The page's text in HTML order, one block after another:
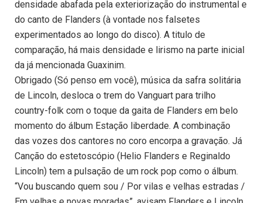
densidade abafada pela exteriorização do instrumental e
do canto de Flanders (à vontade nos falsetes
experimentados ao longo do disco). A titulo de
comparação, há mais densidade e lirismo na parte inicial
da já mencionada Guaxinim.
Obrigado (Só penso em você), música da safra solitária
de Lincoln, desloca o trem do Vanguart para trilho
country-folk com o toque da gaita de Flanders em belo
momento do álbum Estação liberdade. A combinação
das vozes dos cantores no coro encorpa a gravação. Já
Canção do estetoscópio (Helio Flanders e Reginaldo
Lincoln) tem a pulsação de um rock pop como o álbum.
“Vou buscando quem sou / Por vilas e velhas estradas /